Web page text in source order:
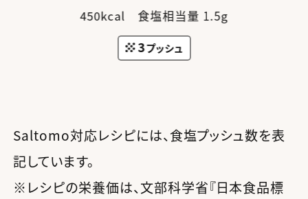
450kcal 食塩相当量 1.5g
3プッシュ
Saltomo対応レシピには、食塩プッシュ数を表
記しています。
※レシピの栄養価は、文部科学省『日本食品標